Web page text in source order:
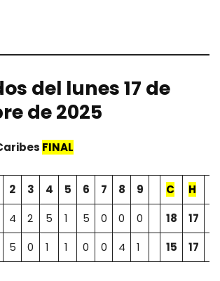
del lunes 17 de
de 2025
FINAL
2 3 4 5 6 7 8 9 C H
4 2 5 1 5 0 0 0 18 17
5 0 1 1 0 0 4 1 15 17